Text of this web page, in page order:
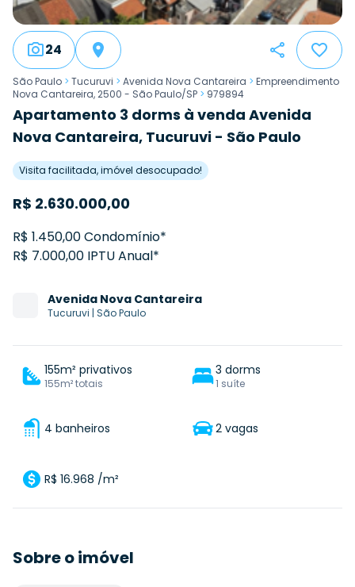
24
São Paulo > Tucuruvi > Avenida Nova Cantareira > Empreendimento
Nova Cantareira, 2500 - São Paulo/SP > 979894
Apartamento 3 dorms à venda Avenida
Nova Cantareira, Tucuruvi - São Paulo
Visita facilitada, imóvel desocupado!
R$ 2.630.000,00
R$ 1.450,00 Condomínio*
R$ 7.000,00 IPTU Anual*
Avenida Nova Cantareira
Tucuruvi | São Paulo
155m² privativos
155m² totais
3 dorms
1 suíte
4 banheiros 2 vagas
R$ 16.968 /m²
Sobre o imóvel